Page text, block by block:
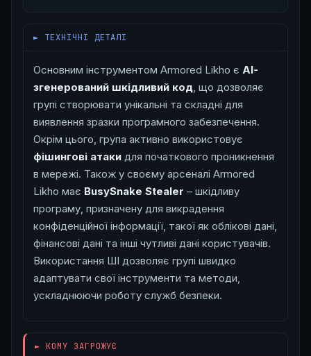
► ТЕХНІЧНІ ДЕТАЛІ
Основним інструментом Armored Likho є AI-
згенерований шкідливий код, що дозволяє
групі створювати унікальні та складні для
виявлення зразки програмного забезпечення.
Окрім цього, група активно використовує
фішингові атаки для початкового проникнення
в мережі. Також у своєму арсеналі Armored
Likho має BusySnake Stealer – шкідливу
програму, призначену для викрадення
конфіденційної інформації, такої як облікові дані,
фінансові дані та інші чутливі дані користувачів.
Використання ШІ дозволяє групі швидко
адаптувати свої інструменти та методи,
ускладнюючи роботу служб безпеки.
► КОМУ ЗАГРОЖУЄ